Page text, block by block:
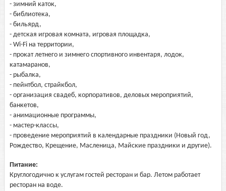
- зимний каток,
- библиотека,
- бильярд,
- детская игровая комната, игровая площадка,
- Wi-Fi на территории,
- прокат летнего и зимнего спортивного инвентаря, лодок,
катамаранов,
- рыбалка,
- пейнтбол, страйкбол,
- организация свадеб, корпоративов, деловых мероприятий,
банкетов,
- анимационные программы,
- мастер-классы,
- проведение мероприятий в календарные праздники (Новый год,
Рождество, Крещение, Масленица, Майские праздники и другие).
Питание:
Круглогодично к услугам гостей ресторан и бар. Летом работает
ресторан на воде.